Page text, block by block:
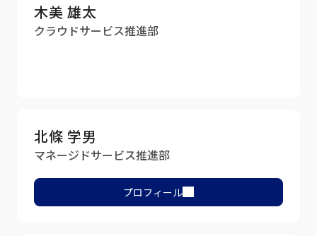
木美 雄太
クラウドサービス推進部
北條 学男
マネージドサービス推進部
プロフィール